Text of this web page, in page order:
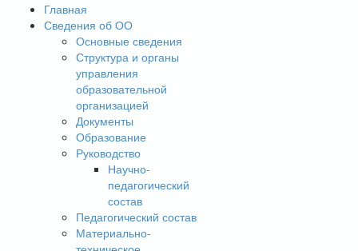
Главная
Сведения об ОО
Основные сведения
Структура и органы
управления
образовательной
организацией
Документы
Образование
Руководство
Научно-
педагогический
состав
Педагогический состав
Материально-